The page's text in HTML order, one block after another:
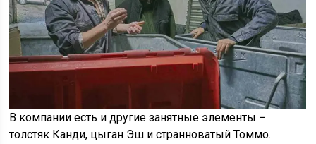
В компании есть и другие занятные элементы −
толстяк Канди, цыган Эш и странноватый Томмо.